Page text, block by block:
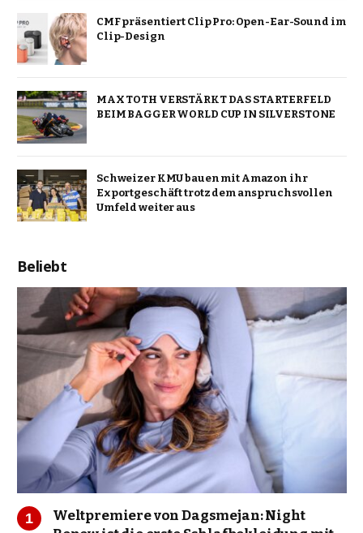
CMF präsentiert Clip Pro: Open-Ear-Sound im
Clip-Design
MAX TOTH VERSTÄRKT DAS STARTERFELD
BEIM BAGGER WORLD CUP IN SILVERSTONE
Schweizer KMU bauen mit Amazon ihr
Exportgeschäft trotz dem anspruchsvollen
Umfeld weiter aus
Beliebt
Weltpremiere von Dagsmejan: Night